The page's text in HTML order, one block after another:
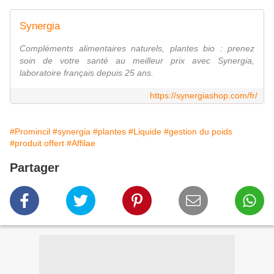
Synergia
Compléments alimentaires naturels, plantes bio : prenez
soin de votre santé au meilleur prix avec Synergia,
laboratoire français depuis 25 ans.
https://synergiashop.com/fr/
#Promincil #synergia #plantes #Liquide #gestion du poids
#produit offert #Affilae
Partager